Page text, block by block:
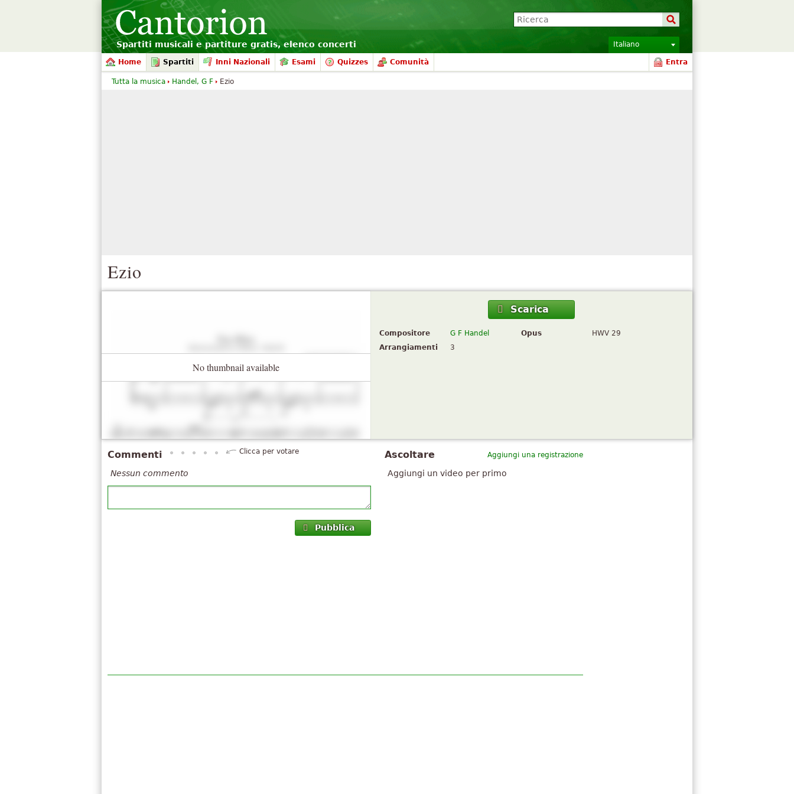
Spartiti musicali e partiture gratis, elenco concerti Italiano
Home Spartiti Inni Nazionali Esami Quizzes Comunità Entra
Ezio
No thumbnail available
Scarica
Compositore G F Handel Opus
HWV 29
Arrangiamenti
3
Aggiungi una registrazione
Ascoltare
Aggiungi un video per primo
Commenti Clicca per votare
Nessun commento
Pubblica
Tutta la musica Handel, G F Ezio